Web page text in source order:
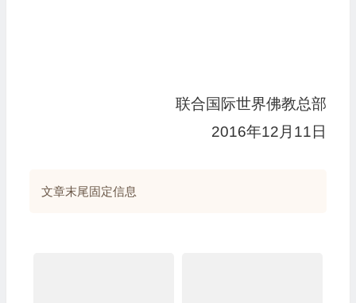
联合国际世界佛教总部
2016年12月11日
文章末尾固定信息